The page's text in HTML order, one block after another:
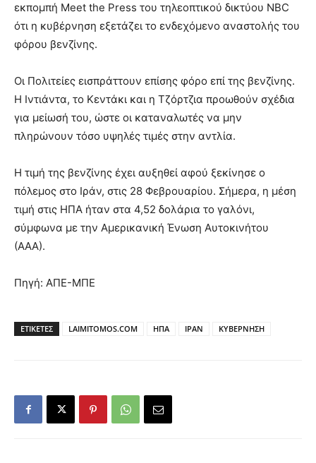
εκπομπή Meet the Press του τηλεοπτικού δικτύου NBC
ότι η κυβέρνηση εξετάζει το ενδεχόμενο αναστολής του
φόρου βενζίνης.
Οι Πολιτείες εισπράττουν επίσης φόρο επί της βενζίνης.
Η Ιντιάντα, το Κεντάκι και η Τζόρτζια προωθούν σχέδια
για μείωσή του, ώστε οι καταναλωτές να μην
πληρώνουν τόσο υψηλές τιμές στην αντλία.
Η τιμή της βενζίνης έχει αυξηθεί αφού ξεκίνησε ο
πόλεμος στο Ιράν, στις 28 Φεβρουαρίου. Σήμερα, η μέση
τιμή στις ΗΠΑ ήταν στα 4,52 δολάρια το γαλόνι,
σύμφωνα με την Αμερικανική Ένωση Αυτοκινήτου
(ΑΑΑ).
Πηγή: ΑΠΕ-ΜΠΕ
ΕΤΙΚΕΤΕΣ LAIMITOMOS.COM ΗΠΑ ΙΡΑΝ ΚΥΒΕΡΝΗΣΗ